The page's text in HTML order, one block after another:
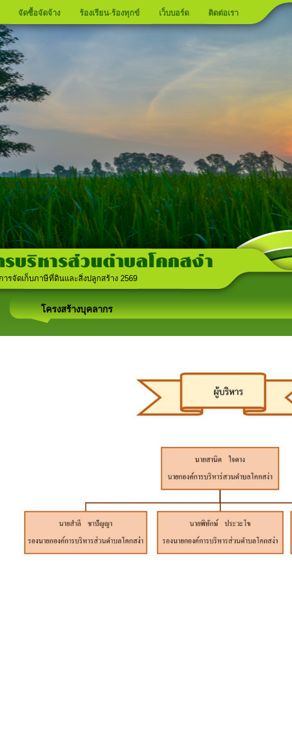
จัดซื้อจัดจ้าง ร้องเรียน-ร้องทุกข์ เว็บบอร์ด ติดต่อเรา
ำบลโคกสง่า
ปีงบประมาณ 2569
ษ์โลก (อถล.)
ารจัดเก็บภาษีที่ดินและสิ่งปลูกสร้าง 2569
ลักษณะต้องห้ามในการรับสมัครเลือกตั้งสมาชิกสภาองค์การบริหารส่วนตำบลและนาย
โครงสร้างบุคลากร